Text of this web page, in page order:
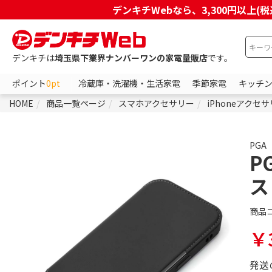
デンキチWebなら、3,300円以上(
デンキチは埼玉県下業界ナンバーワンの家電量販店です。
ポイント0pt 冷蔵庫・洗濯機・生活家電 季節家電
キッチ
HOME
商品一覧ページ スマホアクセサリー iPhoneアクセサ
PGA
商品
発送